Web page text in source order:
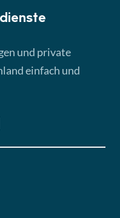
und private
einfach und